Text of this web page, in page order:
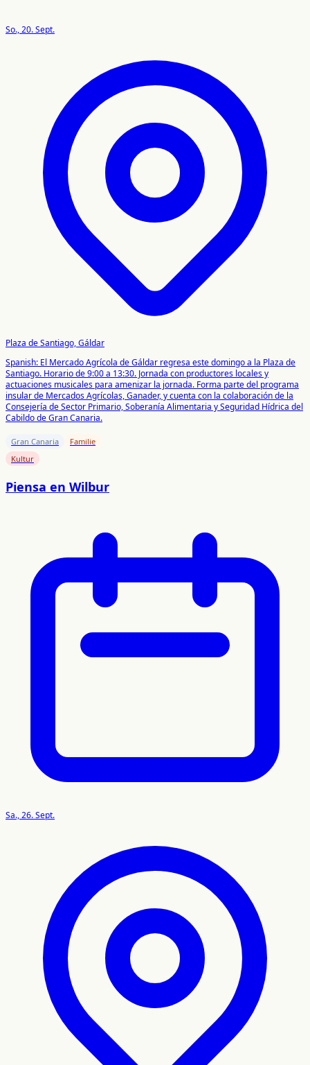
So., 20. Sept.
Plaza de Santiago, Gáldar
Spanish: El Mercado Agrícola de Gáldar regresa este domingo a la Plaza de
Santiago. Horario de 9:00 a 13:30. Jornada con productores locales y
actuaciones musicales para amenizar la jornada. Forma parte del programa
insular de Mercados Agrícolas, Ganader, y cuenta con la colaboración de la
Consejería de Sector Primario, Soberanía Alimentaria y Seguridad Hídrica del
Cabildo de Gran Canaria.
Gran Canaria
Familie
Kultur
Piensa en Wilbur
Sa., 26. Sept.